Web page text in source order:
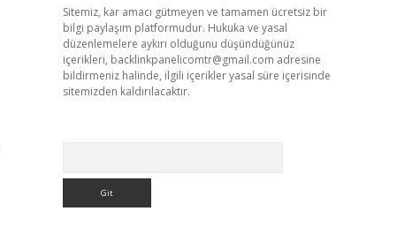
Sitemiz, kar amacı gütmeyen ve tamamen ücretsiz bir
bilgi paylaşım platformudur. Hukuka ve yasal
düzenlemelere aykırı olduğunu düşündüğünüz
içerikleri, backlinkpanelicomtr@gmail.com adresine
bildirmeniz halinde, ilgili içerikler yasal süre içerisinde
sitemizden kaldırılacaktır.